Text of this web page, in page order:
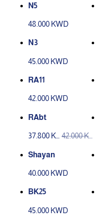
N5
48.000 KWD
N3
45.000 KWD
RA11
42.000 KWD
RAbt
37.800 K
42.000 K
Shayan
40.000 KWD
BK25
45.000 KWD